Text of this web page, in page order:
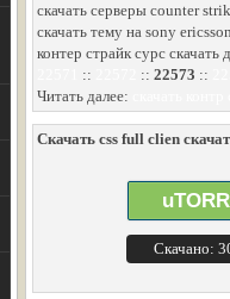
скачать серверы counter
скачать тему на sony
контер страйк сурс скачать
:: :: 22573 ::
Читать далее:
Скачать css full clien
Скачано: